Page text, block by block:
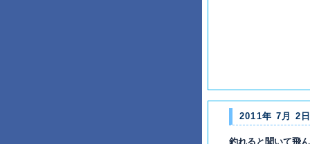
2011年 7月 2
釣れると聞いて飛